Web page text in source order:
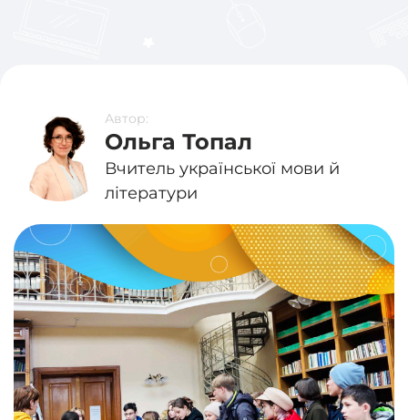
Автор:
Ольга Топал
Вчитель української мови й
літератури